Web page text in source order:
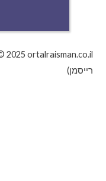
רייסמן)